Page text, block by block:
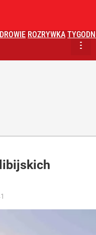
ROZRYWKA